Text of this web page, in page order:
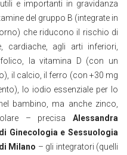
e importanti in gravidanza
del gruppo B (integrate in
che riducono il rischio di
cardiache, agli arti inferiori,
la vitamina D (con un
il calcio, il ferro (con +30 mg
lo iodio essenziale per lo
bambino, ma anche zinco,
– precisa Alessandra
Ginecologia e Sessuologia
Milano – gli integratori (quelli